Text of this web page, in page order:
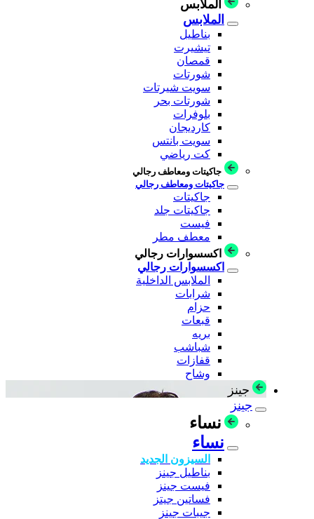
الملابس
الملابس
بناطيل
تيشيرت
قمصان
شورتات
سويت شيرتات
شورتات بحر
بلوفرات
كارديجان
سويت بانتس
كت رياضي
جاكيتات ومعاطف رجالي
جاكيتات ومعاطف رجالي
جاكيتات
جاكيتات جلد
فيست
معطف مطر
اكسسوارات رجالي
اكسسوارات رجالي
الملابس الداخلية
شرابات
حزام
قبعات
بريه
شباشب
قفازات
وشاح
جينز
جينز
نساء
نساء
السيزون الجديد
بناطيل جينز
فيست جينز
فساتين جيتز
جيبات جينز